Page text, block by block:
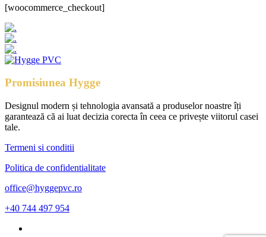
[woocommerce_checkout]
Promisiunea Hygge
Designul modern și tehnologia avansată a produselor noastre îți
garantează că ai luat decizia corecta în ceea ce privește viitorul casei
tale.
Termeni si conditii
Politica de confidentialitate
office@hyggepvc.ro
+40 744 497 954